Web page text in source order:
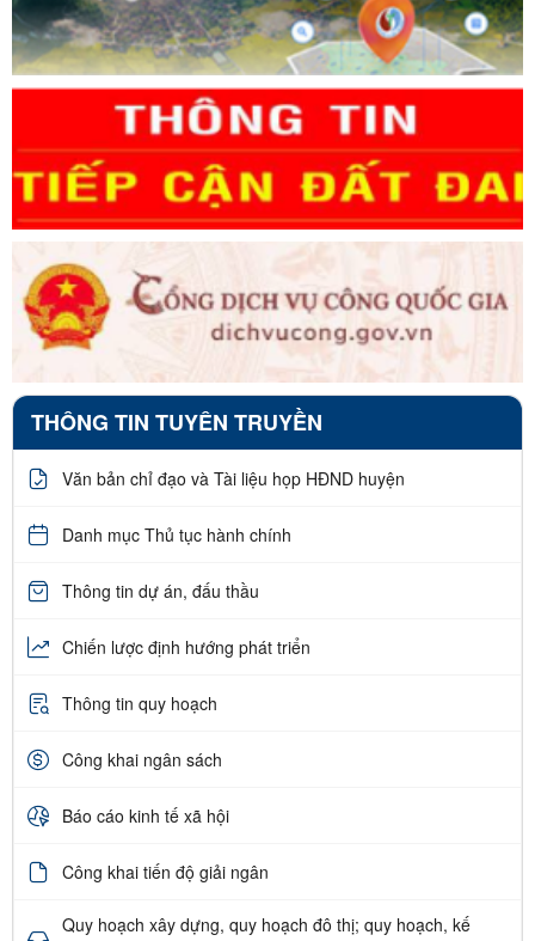
THÔNG TIN TUYÊN TRUYỀN
Văn bản chỉ đạo và Tài liệu họp HĐND huyện
Danh mục Thủ tục hành chính
Thông tin dự án, đấu thầu
Chiến lược định hướng phát triển
Thông tin quy hoạch
Công khai ngân sách
Báo cáo kinh tế xã hội
Công khai tiến độ giải ngân
Quy hoạch xây dựng, quy hoạch đô thị; quy hoạch, kế